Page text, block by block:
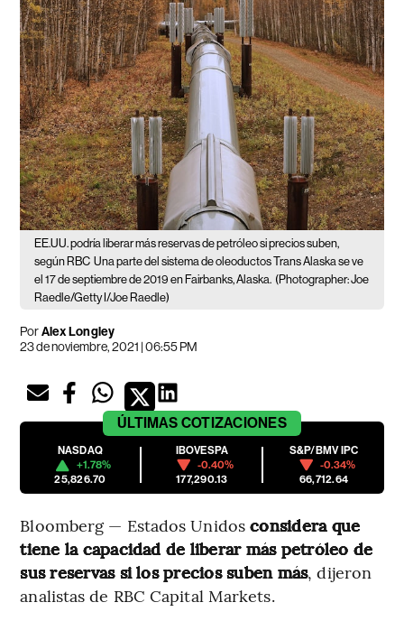
EE.UU. podría liberar más reservas de petróleo si precios suben,
según RBC Una parte del sistema de oleoductos Trans Alaska se ve
el 17 de septiembre de 2019 en Fairbanks, Alaska. (Photographer: Joe
Raedle/Getty I/Joe Raedle)
PorAlex Longley
23 de noviembre, 2021 | 06:55 PM
ÚLTIMAS COTIZACIONES
NASDAQ
+1.78%
25,826.70
IBOVESPA
-0.40%
177,290.13
S&P/BMV IPC
-0.34%
66,712.64
Bloomberg — Estados Unidos considera que
tiene la capacidad de liberar más petróleo de
sus reservas si los precios suben más, dijeron
analistas de RBC Capital Markets.